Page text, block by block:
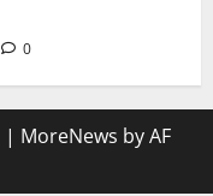
0
| MoreNews by AF